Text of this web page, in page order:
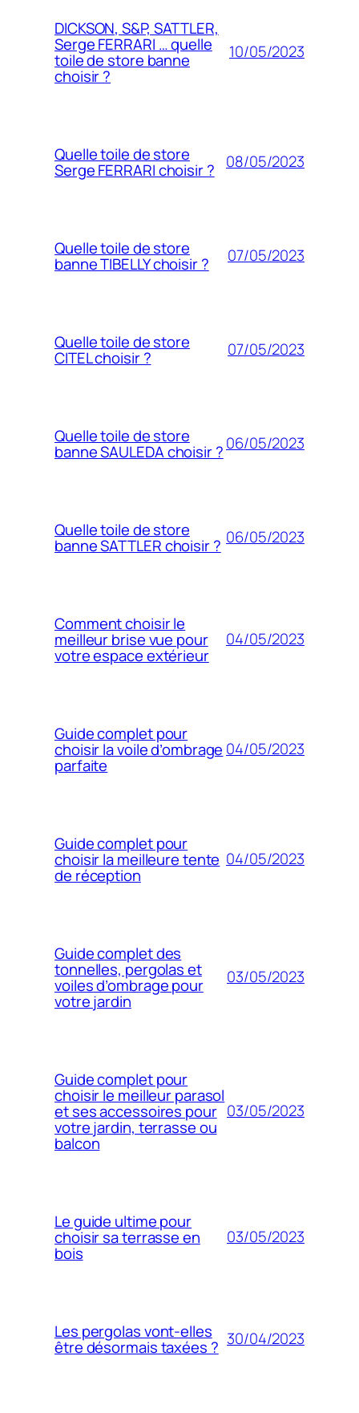
DICKSON, S&P, SATTLER,
Serge FERRARI … quelle
toile de store banne
choisir ?
10/05/2023
Quelle toile de store
Serge FERRARI choisir ? 08/05/2023
Quelle toile de store
banne TIBELLY choisir ? 07/05/2023
Quelle toile de store
CITEL choisir ? 07/05/2023
Quelle toile de store
banne SAULEDA choisir ?06/05/2023
Quelle toile de store
banne SATTLER choisir ? 06/05/2023
Comment choisir le
meilleur brise vue pour
votre espace extérieur
04/05/2023
Guide complet pour
choisir la voile d’ombrage
parfaite
04/05/2023
Guide complet pour
choisir la meilleure tente
de réception
04/05/2023
Guide complet des
tonnelles, pergolas et
voiles d’ombrage pour
votre jardin
03/05/2023
Guide complet pour
choisir le meilleur parasol
et ses accessoires pour
votre jardin, terrasse ou
balcon
03/05/2023
Le guide ultime pour
choisir sa terrasse en
bois
03/05/2023
Les pergolas vont-elles
être désormais taxées ? 30/04/2023